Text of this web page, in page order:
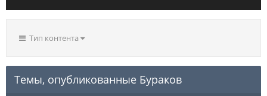
Тип контента
Темы, опубликованные Бураков